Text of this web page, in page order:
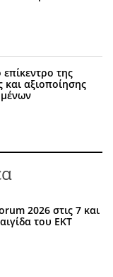
της
αξιοποίησης
2026 στις 7 και
του ΕΚΤ